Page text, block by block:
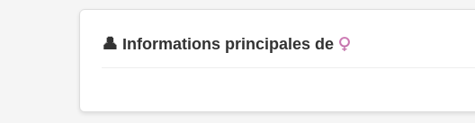
👤 Informations principales de